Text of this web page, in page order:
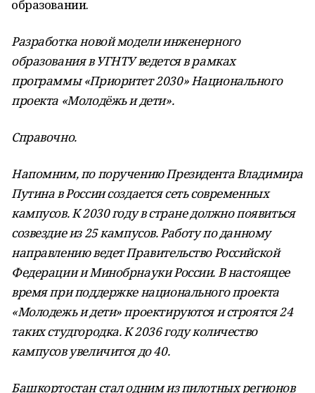
образовании.
Разработка новой модели инженерного
образования в УГНТУ ведется в рамках
программы «Приоритет 2030» Национального
проекта «Молодёжь и дети».
Справочно.
Напомним, по поручению Президента Владимира
Путина в России создается сеть современных
кампусов. К 2030 году в стране должно появиться
созвездие из 25 кампусов. Работу по данному
направлению ведет Правительство Российской
Федерации и Минобрнауки России. В настоящее
время при поддержке национального проекта
«Молодежь и дети» проектируются и строятся 24
таких студгородка. К 2036 году количество
кампусов увеличится до 40.
Башкортостан стал одним из пилотных регионов